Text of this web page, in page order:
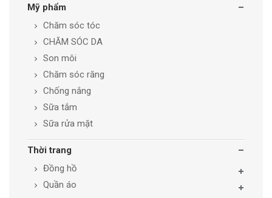
Mỹ phẩm
Chăm sóc tóc
CHĂM SÓC DA
Son môi
Chăm sóc răng
Chống nắng
Sữa tắm
Sữa rửa mặt
Thời trang
Đồng hồ
Quần áo